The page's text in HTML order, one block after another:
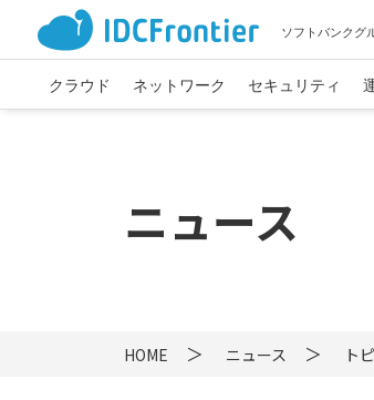
ソフトバンクグ
クラウド ネットワーク セキュリティ
ニュース
HOME ニュース ト